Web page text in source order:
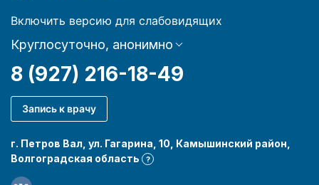
Включить версию для слабовидящих
Круглосуточно, анонимно
8 (927) 216-18-49
Запись к врачу
г. Петров Вал, ул. Гагарина, 10, Камышинский район,
Волгоградская область
?